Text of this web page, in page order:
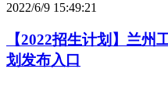
2022/6/9 15:49:21
【2022招生计划】兰州
划发布入口